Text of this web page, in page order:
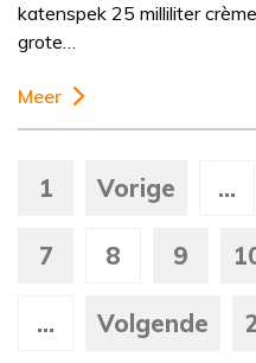
katenspek 25 milliliter
grote…
Meer
1 Vorige ...
7 8 9
... Volgende